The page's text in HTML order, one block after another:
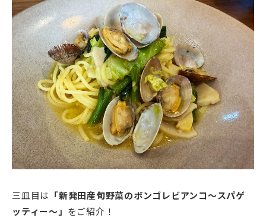
三皿目は 「新発田産旬野菜のボンゴレビアンコ～スパゲ
ッティー～」 をご紹介！